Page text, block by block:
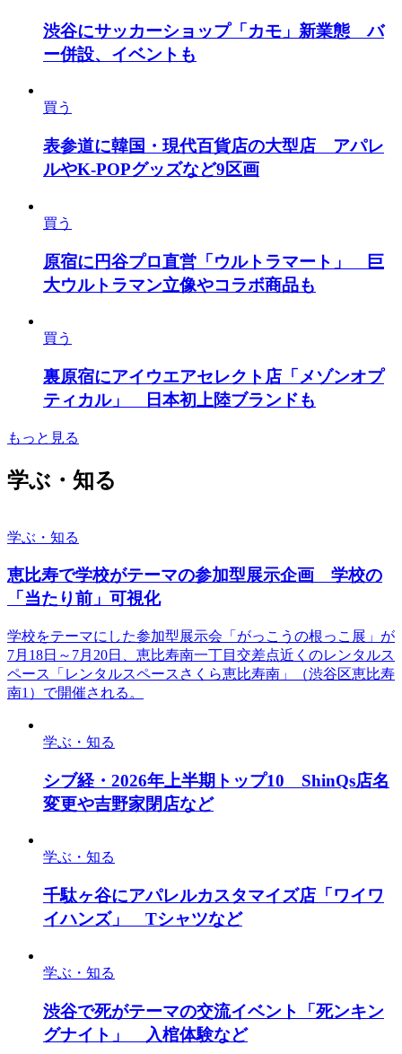
渋谷にサッカーショップ「カモ」新業態 バ
ー併設、イベントも
買う
表参道に韓国・現代百貨店の大型店 アパレ
ルやK-POPグッズなど9区画
買う
原宿に円谷プロ直営「ウルトラマート」 巨
大ウルトラマン立像やコラボ商品も
買う
裏原宿にアイウエアセレクト店「メゾンオプ
ティカル」 日本初上陸ブランドも
もっと見る
学ぶ・知る
学ぶ・知る
恵比寿で学校がテーマの参加型展示企画 学校の
「当たり前」可視化
学校をテーマにした参加型展示会「がっこうの根っこ展」が
7月18日～7月20日、恵比寿南一丁目交差点近くのレンタルス
ペース「レンタルスペースさくら恵比寿南」（渋谷区恵比寿
南1）で開催される。
学ぶ・知る
シブ経・2026年上半期トップ10 ShinQs店名
変更や吉野家閉店など
学ぶ・知る
千駄ヶ谷にアパレルカスタマイズ店「ワイワ
イハンズ」 Tシャツなど
学ぶ・知る
渋谷で死がテーマの交流イベント「死ンキン
グナイト」 入棺体験など